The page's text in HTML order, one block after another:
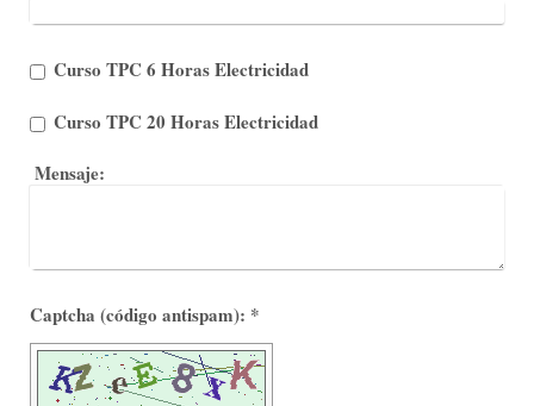
Curso TPC 6 Horas Electricidad
Curso TPC 20 Horas Electricidad
Mensaje:
Captcha (código antispam): *